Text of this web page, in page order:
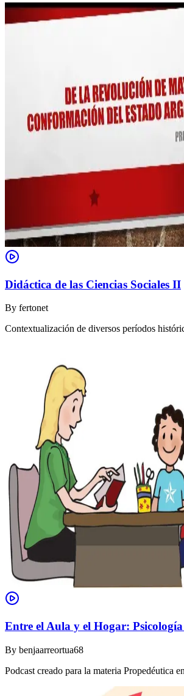
Didáctica de las Ciencias Sociales II
By fertonet
Contextualización de diversos períodos
Entre el Aula y el Hogar:
By benjaarreortua68
Podcast creado para la materia Propedéutica